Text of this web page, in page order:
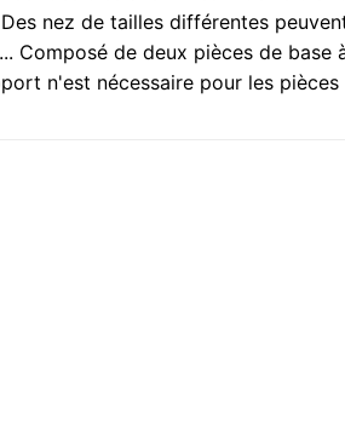
nez de tailles différentes
Composé de deux pièces de base
n'est nécessaire pour les